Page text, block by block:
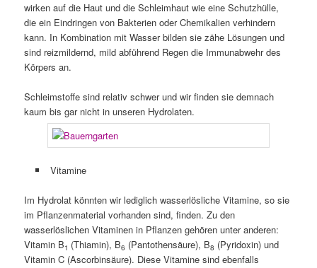
wirken auf die Haut und die Schleimhaut wie eine Schutzhülle,
die ein Eindringen von Bakterien oder Chemikalien verhindern
kann. In Kombination mit Wasser bilden sie zähe Lösungen und
sind reizmildernd, mild abführend Regen die Immunabwehr des
Körpers an.
Schleimstoffe sind relativ schwer und wir finden sie demnach
kaum bis gar nicht in unseren Hydrolaten.
Vitamine
Im Hydrolat könnten wir lediglich wasserlösliche Vitamine, so sie
im Pflanzenmaterial vorhanden sind, finden. Zu den
wasserlöslichen Vitaminen in Pflanzen gehören unter anderen:
Vitamin B1 (Thiamin), B6 (Pantothensäure), B8 (Pyridoxin) und
Vitamin C (Ascorbinsäure). Diese Vitamine sind ebenfalls